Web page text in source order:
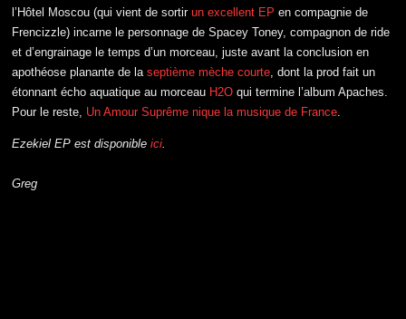
l’Hôtel Moscou (qui vient de sortirun excellent EP en compagnie de
Frencizzle) incarne le personnage de Spacey Toney, compagnon de ride
et d’engrainage le temps d’un morceau, juste avant la conclusion en
apothéose planante de laseptième mèche courte , dont la prod fait un
étonnant écho aquatique au morceau H2O qui termine l’album Apaches.
Pour le reste, Un Amour Suprême nique la musique de France
Ezekiel EP est disponibleici.
Greg